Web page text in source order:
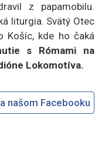
z papamobilu.
liturgia. Svätý Otec
Košíc, kde ho čaká
s Rómami na
Lokomotíva.
našom Facebooku